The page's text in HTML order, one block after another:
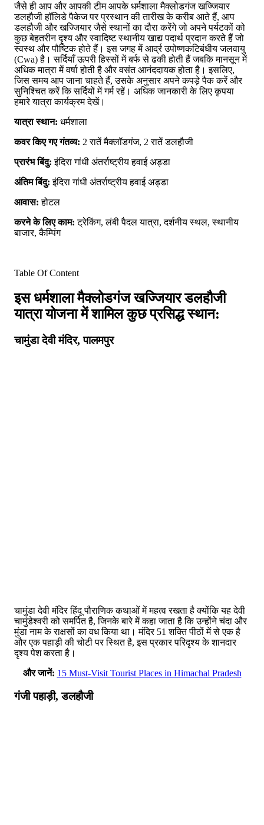
जैसे ही आप और आपकी टीम आपके धर्मशाला मैक्लोडगंज खज्जियार
डलहौजी हॉलिडे पैकेज पर प्रस्थान की तारीख के करीब आते हैं, आप
डलहौजी और खज्जियार जैसे स्थानों का दौरा करेंगे जो अपने पर्यटकों को
कुछ बेहतरीन दृश्य और स्वादिष्ट स्थानीय खाद्य पदार्थ प्रदान करते हैं जो
स्वस्थ और पौष्टिक होते हैं। इस जगह में आर्द्र उपोष्णकटिबंधीय जलवायु
(Cwa) है। सर्दियाँ ऊपरी हिस्सों में बर्फ से ढकी होती हैं जबकि मानसून में
अधिक मात्रा में वर्षा होती है और वसंत आनंददायक होता है। इसलिए,
जिस समय आप जाना चाहते हैं, उसके अनुसार अपने कपड़े पैक करें और
सुनिश्चित करें कि सर्दियों में गर्म रहें। अधिक जानकारी के लिए कृपया
हमारे यात्रा कार्यक्रम देखें।
यात्रा स्थान: धर्मशाला
कवर किए गए गंतव्य: 2 रातें मैक्लॉडगंज, 2 रातें डलहौजी
प्रारंभ बिंदु: इंदिरा गांधी अंतर्राष्ट्रीय हवाई अड्डा
अंतिम बिंदु: इंदिरा गांधी अंतर्राष्ट्रीय हवाई अड्डा
आवास: होटल
करने के लिए काम: ट्रेकिंग, लंबी पैदल यात्रा, दर्शनीय स्थल, स्थानीय
बाजार, कैम्पिंग
Table Of Content
इस धर्मशाला मैक्लोडगंज खज्जियार डलहौजी
यात्रा योजना में शामिल कुछ प्रसिद्ध स्थान:
चामुंडा देवी मंदिर, पालमपुर
चामुंडा देवी मंदिर हिंदू पौराणिक कथाओं में महत्व रखता है क्योंकि यह देवी
चामुंडेश्वरी को समर्पित है, जिनके बारे में कहा जाता है कि उन्होंने चंदा और
मुंडा नाम के राक्षसों का वध किया था। मंदिर 51 शक्ति पीठों में से एक है
और एक पहाड़ी की चोटी पर स्थित है, इस प्रकार परिदृश्य के शानदार
दृश्य पेश करता है।
और जानें: 15 Must-Visit Tourist Places in Himachal Pradesh
गंजी पहाड़ी, डलहौजी